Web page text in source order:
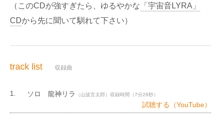
（このCDが強すぎたら、ゆるやかな 「宇宙音LYRA」
CDから先に聞いて馴れて下さい）
track list 収録曲
ソロ 龍神リラ （山波言太郎）収録時間（7分28秒）
試聴する（YouTube）